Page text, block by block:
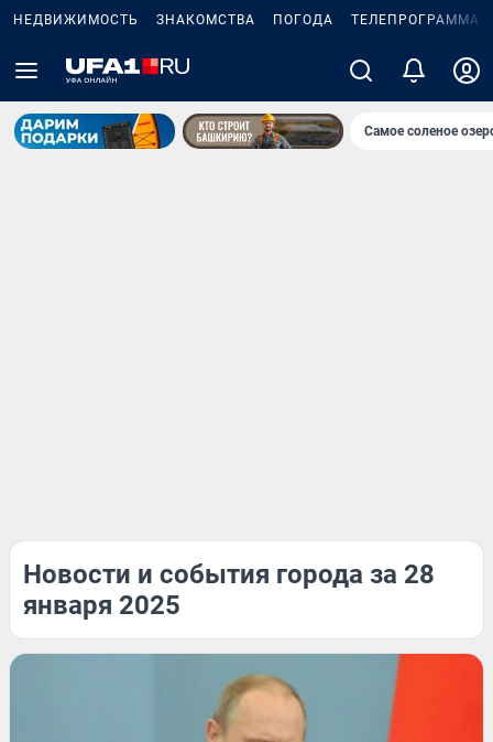
НЕДВИЖИМОСТЬ ЗНАКОМСТВА ПОГОДА ТЕЛЕПРОГРАММА
Самое соленое
Новости и события города за 28
января 2025